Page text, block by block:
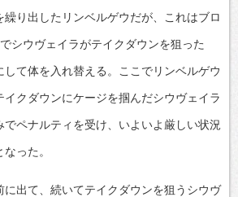
繰り出したリンベルゲウだが、これはブロ
シウヴェイラがテイクダウンを狙った
て体を入れ替える。ここでリンベルゲウ
クダウンにケージを掴んだシウヴェイラ
でペナルティを受け、いよいよ厳しい状況
った。
に出て、続いてテイクダウンを狙うシウヴ